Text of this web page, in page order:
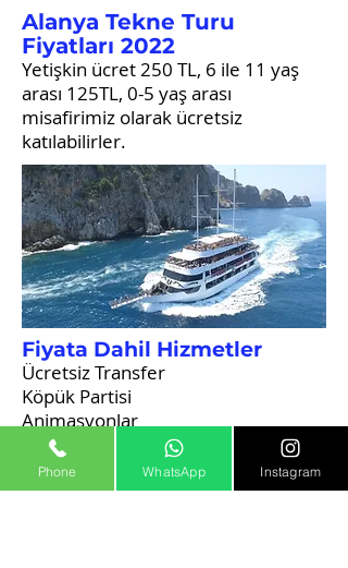
Alanya Tekne Turu
Fiyatları 2022
Yetişkin ücret 250 TL, 6 ile 11 yaş
arası 125TL, 0-5 yaş arası
misafirimiz olarak ücretsiz
katılabilirler.
Fiyata Dahil Hizmetler
Ücretsiz Transfer
Köpük Partisi
Animasyonlar
Rehberlik Hizmeti
Alkolsüz İçecekler
Öğle Yemeği ( Tavuk Izgara,
Phone WhatsApp Instagram